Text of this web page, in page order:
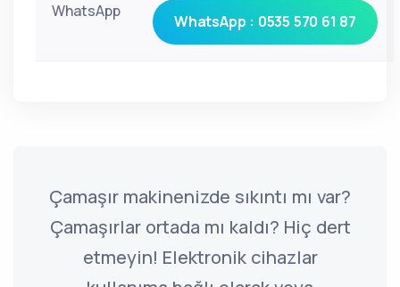
WhatsApp
WhatsApp : 0535 570 61 87
Çamaşır makinenizde sıkıntı mı var?
Çamaşırlar ortada mı kaldı? Hiç dert
etmeyin! Elektronik cihazlar